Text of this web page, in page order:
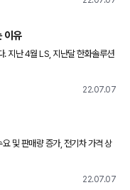
이유
. 지난 4월 LS, 지난달 한화솔루션
충전을 꼽은 것인데요. 사실
22.07.07
22.07.07